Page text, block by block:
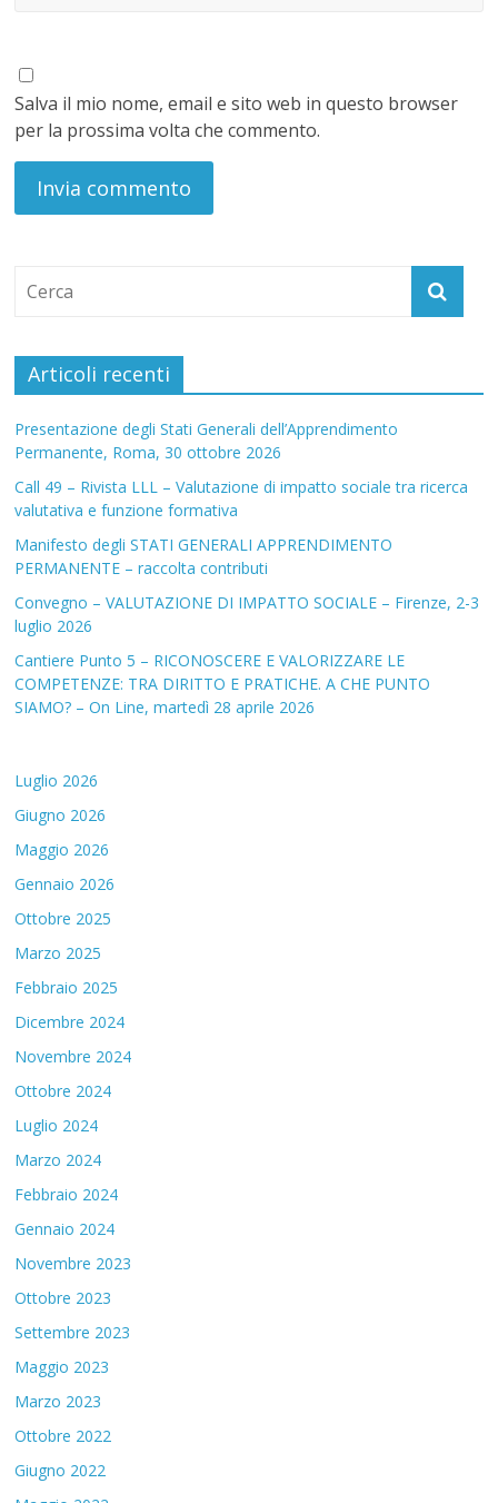
Salva il mio nome, email e sito web in questo browser
per la prossima volta che commento.
Articoli recenti
Presentazione degli Stati Generali dell’Apprendimento
Permanente, Roma, 30 ottobre 2026
Call 49 – Rivista LLL – Valutazione di impatto sociale tra ricerca
valutativa e funzione formativa
Manifesto degli STATI GENERALI APPRENDIMENTO
PERMANENTE – raccolta contributi
Convegno – VALUTAZIONE DI IMPATTO SOCIALE – Firenze, 2-3
luglio 2026
Cantiere Punto 5 – RICONOSCERE E VALORIZZARE LE
COMPETENZE: TRA DIRITTO E PRATICHE. A CHE PUNTO
SIAMO? – On Line, martedì 28 aprile 2026
Luglio 2026
Giugno 2026
Maggio 2026
Gennaio 2026
Ottobre 2025
Marzo 2025
Febbraio 2025
Dicembre 2024
Novembre 2024
Ottobre 2024
Luglio 2024
Marzo 2024
Febbraio 2024
Gennaio 2024
Novembre 2023
Ottobre 2023
Settembre 2023
Maggio 2023
Marzo 2023
Ottobre 2022
Giugno 2022